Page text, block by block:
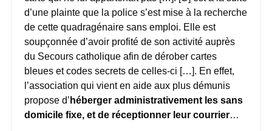
d’une plainte que la police s’est mise à la recherche
de cette quadragénaire sans emploi. Elle est
soupçonnée d’avoir profité de son activité auprès
du Secours catholique afin de dérober cartes
bleues et codes secrets de celles-ci […]. En effet,
l’association qui vient en aide aux plus démunis
propose d’ héberger administrativement les sans
domicile fixe, et de réceptionner leur courrier…